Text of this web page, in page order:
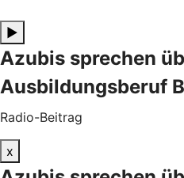
▶
Azubis sprechen
Ausbildungsberuf
Radio-Beitrag
x